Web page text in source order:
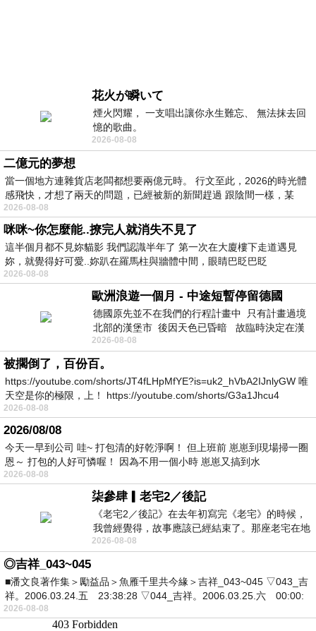
花火が瞬いて
煙火閃耀， 一支唱出讓你永生難忘、 無法抹去回
憶的歌曲。
2026-08-08
二億元的夢想
當一個地方連雜貨店老闆都想要兩億元時。 行文至此，2026的時光體
感飛快，才想了兩天的問題，已經被新的新聞趕過 跟陰間一樣，某
2026-08-08
咪咪~你怎麼能..撩完人就消失不見了
這半個月都不見妳貓影 我們認識半年了 第一次在大廈樓下走道遇見
妳，就覺得好可愛..妳趴在羅馬柱與牆體中間，眼睛巴眨巴眨
2026-08-08
歐洲浪遊一個月 - 中途短暫停留德國
德國原先並不在我們的行程計畫中 只有計畫過境
北部的漢堡市 後因天色已昏暗 故臨時決定在漢
堡市吃晚餐和過夜
2026-08-08
被擱倒了，百份百。
https://youtube.com/shorts/JT4fLHpMfYE?is=uk2_hVbA2IJnlyGW 唯
天空是你的極限，上！ https://youtube.com/shorts/G3a1Jhcu4
2026-08-08
2026/08/08
今天一早到公司 哇~ 打包清的好乾淨啊！ 但上班前 崽崽到現場掃一圈
恩～ 打包的人好可憐喔！ 因為不用一個小時 崽崽又搞到水
2026-08-08
柒參肆▎老宅2／後記
《老宅2／後記》在去年初寫完《老宅》的時候，
我曾經覺得，故事應該已經結束了。那座老宅在地
震中倒塌，七個人終於離開那片黑暗，
2026-08-08
◎吉祥_043~045
■潘文良著作集＞勵益品＞魚雁千里共今緣＞吉祥_043~045 ▽043_吉
祥。2006.03.24.五 23:38:28 ▽044_吉祥。2006.03.25.六 00:00:
2026-08-08